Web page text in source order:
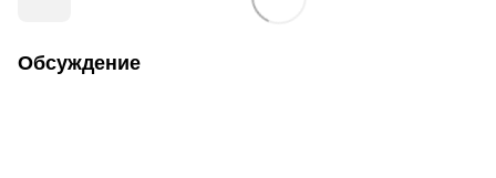
Обсуждение